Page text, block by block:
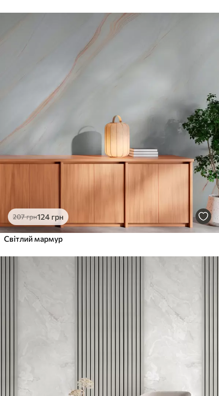
207грн124 грн
Світлий мармур